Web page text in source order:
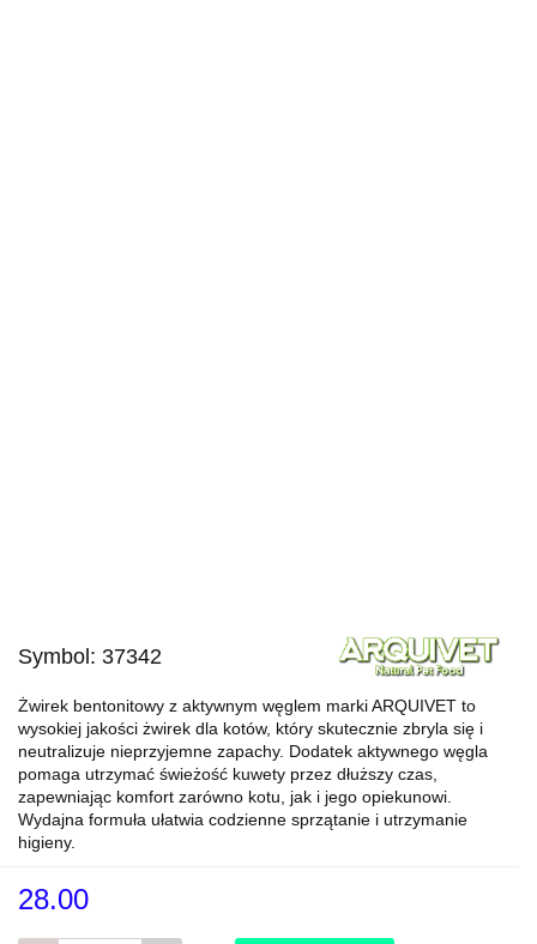
Symbol: 37342
Żwirek bentonitowy z aktywnym węglem marki ARQUIVET to
wysokiej jakości żwirek dla kotów, który skutecznie zbryla się i
neutralizuje nieprzyjemne zapachy. Dodatek aktywnego węgla
pomaga utrzymać świeżość kuwety przez dłuższy czas,
zapewniając komfort zarówno kotu, jak i jego opiekunowi.
Wydajna formuła ułatwia codzienne sprzątanie i utrzymanie
higieny.
28.00